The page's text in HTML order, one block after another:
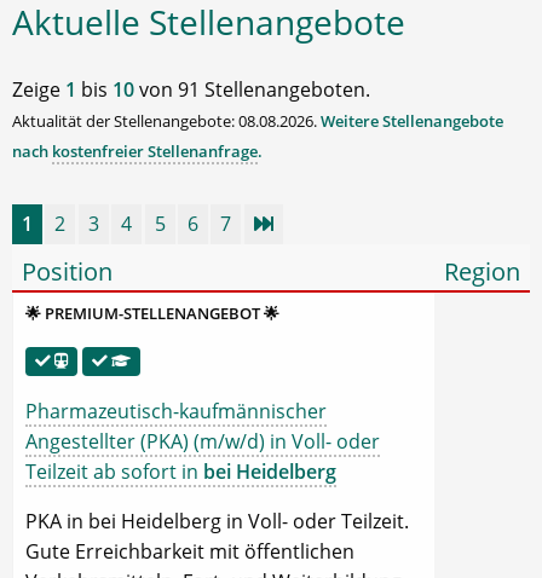
Aktuelle Stellenangebote
Zeige 1 bis 10von 91 Stellenangeboten.
Aktualität der Stellenangebote: 08.08.2026.Weitere Stellenangebote
nach kostenfreier Stellenanfrage.
1 2 3 4 5 6 7
Position Region
🌟 PREMIUM-STELLENANGEBOT 🌟
Pharmazeutisch-kaufmännischer
Angestellter (PKA) (m/w/d) in Voll- oder
Teilzeit ab sofort in bei Heidelberg
PKA in bei Heidelberg in Voll- oder Teilzeit.
Gute Erreichbarkeit mit öffentlichen